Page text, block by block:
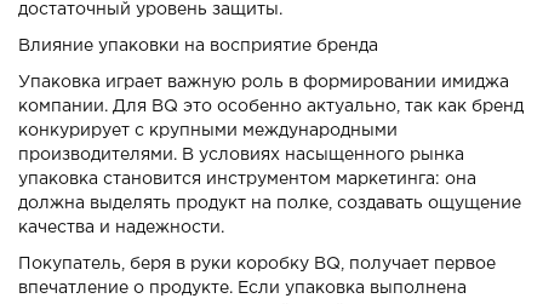
достаточный уровень защиты.
Влияние упаковки на восприятие бренда
Упаковка играет важную роль в формировании имиджа
компании. Для BQ это особенно актуально, так как бренд
конкурирует с крупными международными
производителями. В условиях насыщенного рынка
упаковка становится инструментом маркетинга: она
должна выделять продукт на полке, создавать ощущение
качества и надежности.
Покупатель, беря в руки коробку BQ, получает первое
впечатление о продукте. Если упаковка выполнена